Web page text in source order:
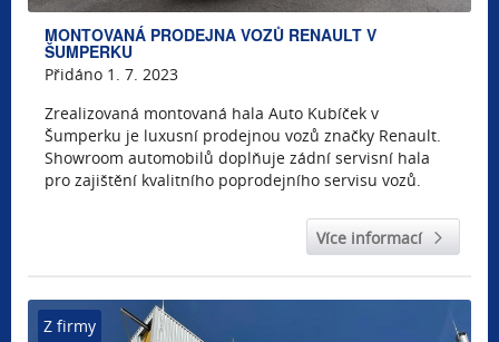
MONTOVANÁ PRODEJNA VOZŮ RENAULT V
ŠUMPERKU
Přidáno 1. 7. 2023
Zrealizovaná montovaná hala Auto Kubíček v
Šumperku je luxusní prodejnou vozů značky Renault.
Showroom automobilů doplňuje zádní servisní hala
pro zajištění kvalitního poprodejního servisu vozů.
Více informací
Z firmy